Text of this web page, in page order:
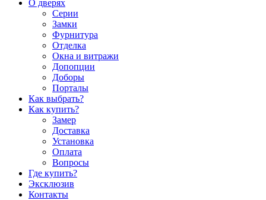
О дверях
Cерии
Замки
Фурнитура
Отделка
Окна и витражи
Допопции
Доборы
Порталы
Как выбрать?
Как купить?
Замер
Доставка
Установка
Оплата
Вопросы
Где купить?
Эксклюзив
Контакты